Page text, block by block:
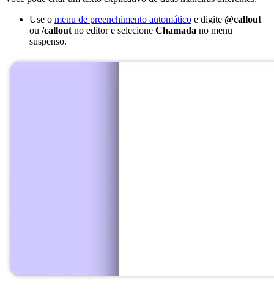
Use o menu de preenchimento automático e digite @callout
ou /callout no editor e selecione Chamada no menu
suspenso.